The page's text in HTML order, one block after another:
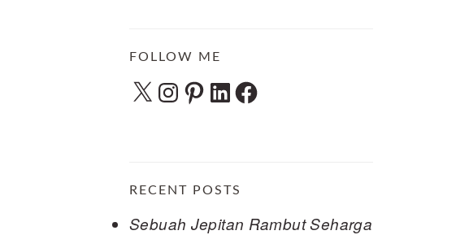
FOLLOW ME
X Instagram
Pinterest
LinkedInFacebook
RECENT POSTS
Sebuah Jepitan Rambut Seharga